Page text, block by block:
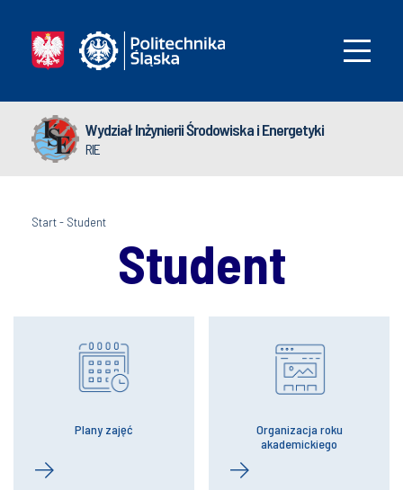
Wydział Inżynierii Środowiska i Energetyki
RIE
Start- Student
Student
Plany zajęć
Organizacja roku
akademickiego